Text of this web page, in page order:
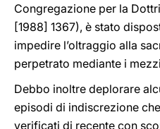
Congregazione per la
[1988] 1367), è stato
impedire l’oltraggio alla
perpetrato mediante i
Debbo inoltre deplorare
episodi di indiscrezione
verificati di recente con